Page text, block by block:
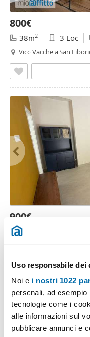
Uso responsabile dei
Noi e i nostri 1022
personali, ad
tecnologie come i
alle informazioni sul
pubblicare annunci e
800€
38m2 3 Loc
Vico Vacche a San
900€
45m
Vico delle Nocelle,